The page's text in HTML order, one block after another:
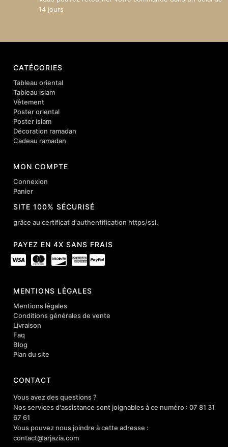
14 jours
CATÉGORIES
Tableau oriental
Tableau islam
Vêtement
Poster oriental
Poster islam
Décoration ramadan
Cadeau ramadan
MON COMPTE
Connexion
Panier
SITE 100% SÉCURISÉ
grâce au certificat d'authentification https/ssl.
PAYEZ EN 4X SANS FRAIS
MENTIONS LÉGALES
Mentions légales
Conditions générales de vente
Livraison
Faq
Blog
Plan du site
CONTACT
Vous avez des questions ?
Nos services d'assistance sont joignables à ce numéro : 07 81 31
67 61
Vous pouvez nous joindre à cette adresse :
contact@arjazia.com